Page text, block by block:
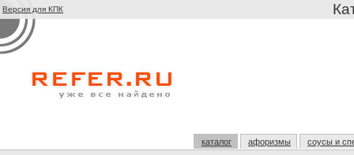
Версия для КПК
каталог афоризмы соусы и